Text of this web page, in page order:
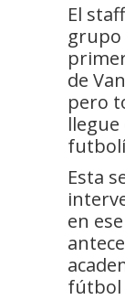
El
grupo
de
pero
Esta
en
fútbol